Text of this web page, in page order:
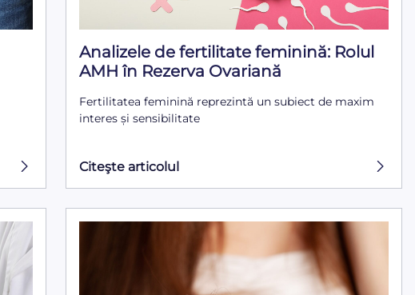
Analizele de fertilitate feminină: Rolul
AMH în Rezerva Ovariană
Fertilitatea feminină reprezintă un subiect de maxim
interes și sensibilitate
Citeşte articolul